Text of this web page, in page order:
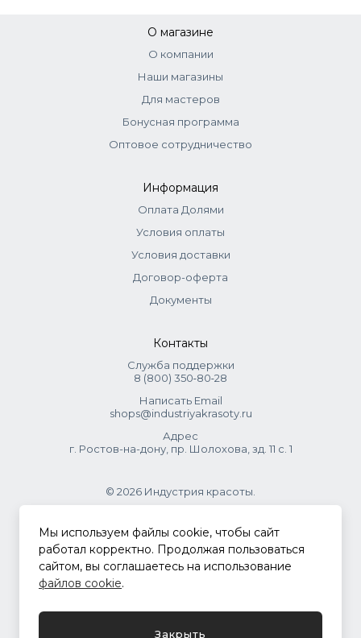
О магазине
О компании
Наши магазины
Для мастеров
Бонусная программа
Оптовое сотрудничество
Информация
Оплата Долями
Условия оплаты
Условия доставки
Договор-оферта
Документы
Контакты
Служба поддержки
8 (800) 350‑80‑28
Написать Email
shops@industriyakrasoty.ru
Адрес
г. Ростов-на-дону, пр. Шолохова, зд. 11 с. 1
© 2026 Индустрия красоты.
.
Политика конфиденциальности
Мы используем файлы cookie, чтобы сайт
работал корректно. Продолжая пользоваться
сайтом, вы соглашаетесь на использование
файлов cookie.
Закрыть